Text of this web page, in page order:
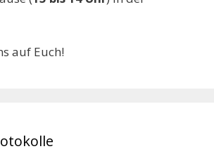
auf Euch!